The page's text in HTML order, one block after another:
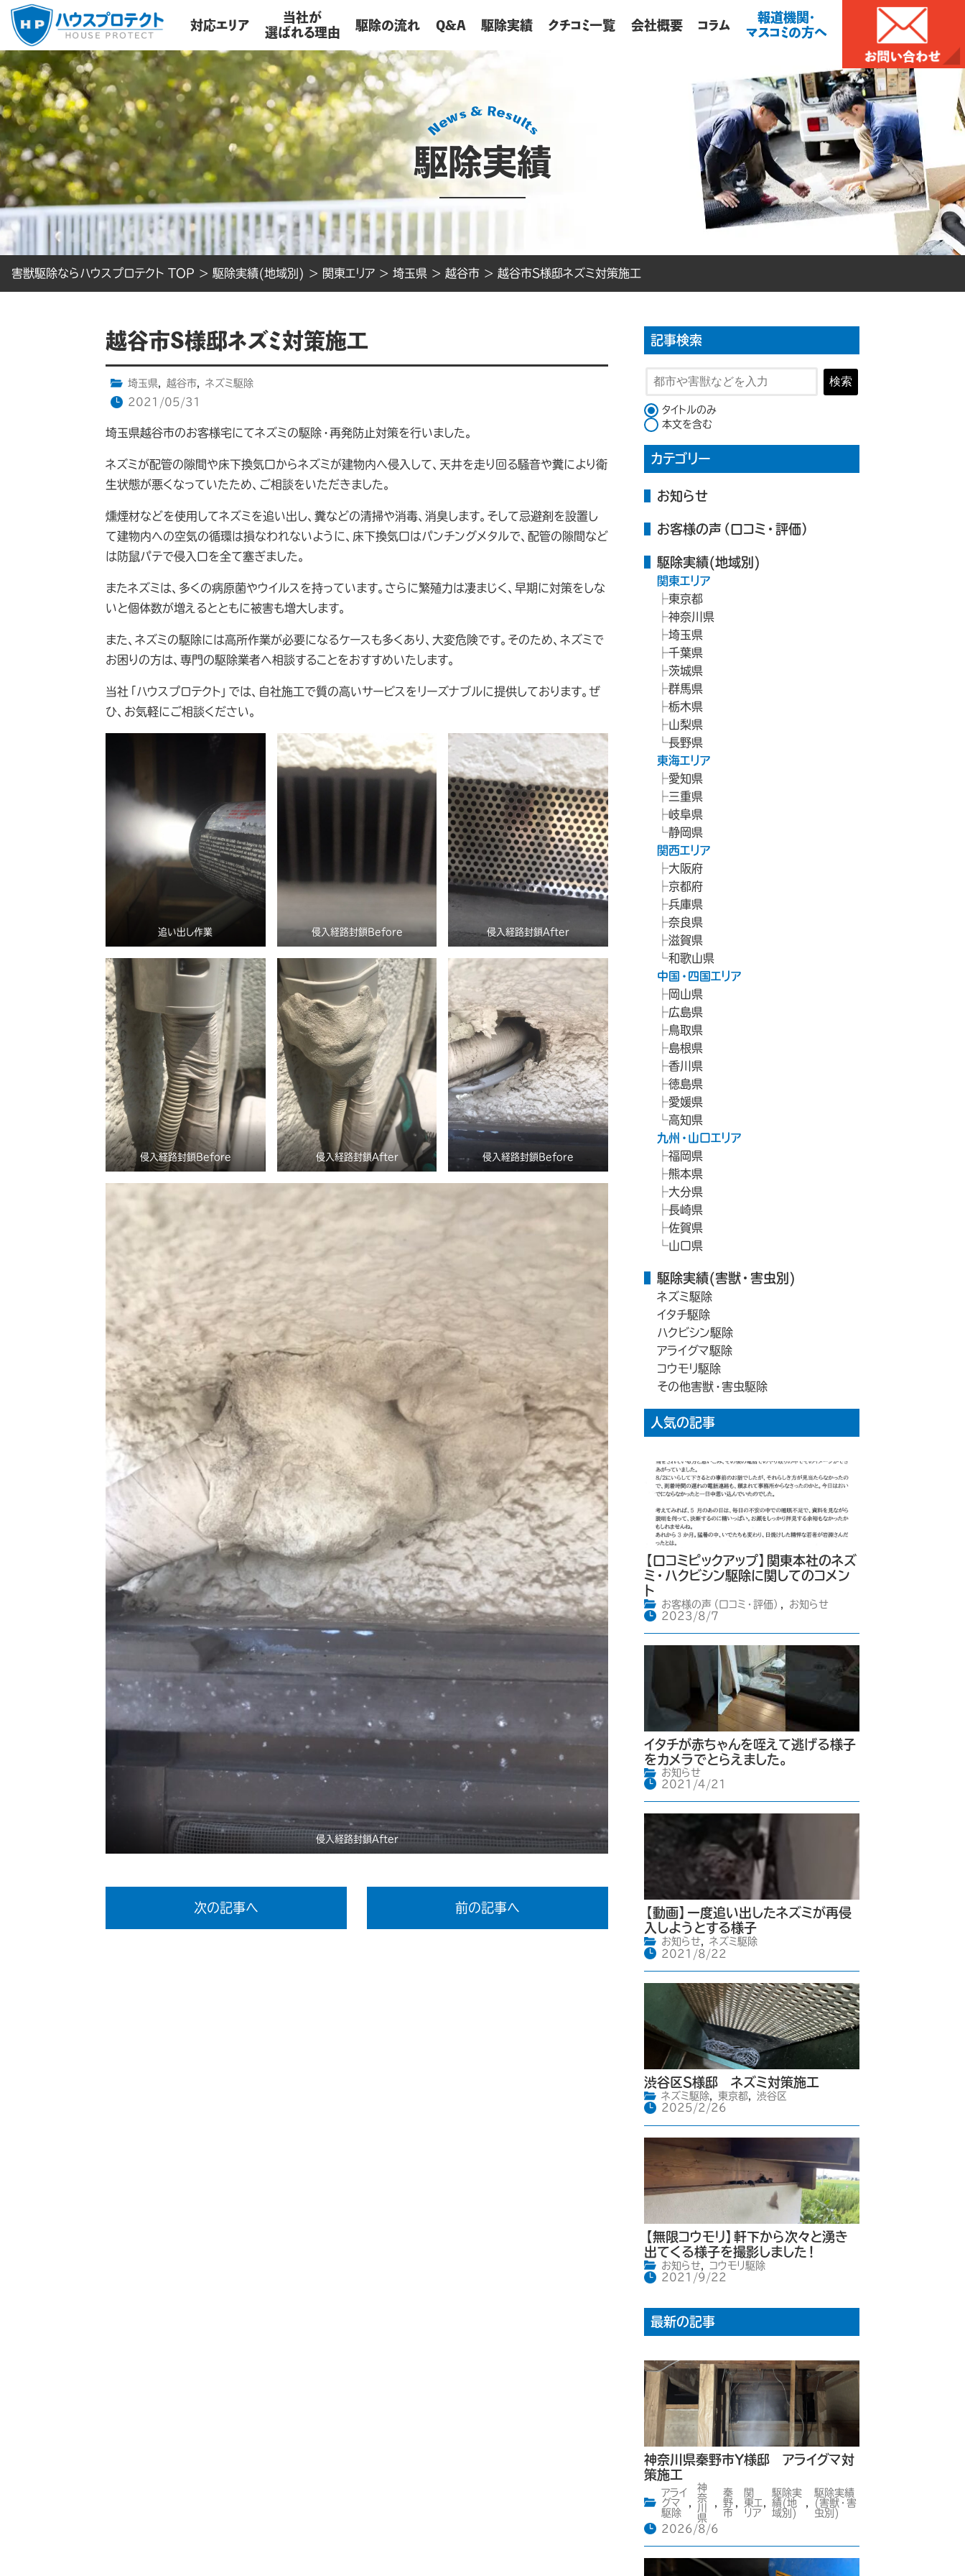
対応エリア
当社が
選ばれる理由
駆除の流れ Q&A 駆除実績 クチコミ一覧 会社概要 コラム
報道機関・
マスコミの方へ
駆除実績
害獣駆除ならハウスプロテクト TOP > 駆除実績(地域別) > 関東エリア > 埼玉県 > 越谷市 > 越谷市S様邸ネズミ対策施工
越谷市S様邸ネズミ対策施工
埼玉県, 越谷市,
ネズミ駆除
2021/05/31
埼玉県越谷市のお客様宅にてネズミの駆除・再発防止対策を行いました。
ネズミが配管の隙間や床下換気口からネズミが建物内へ侵入して、天井を走り回る騒音や糞により衛
生状態が悪くなっていたため、ご相談をいただきました。
燻煙材などを使用してネズミを追い出し、糞などの清掃や消毒、消臭します。そして忌避剤を設置し
て建物内への空気の循環は損なわれないように、床下換気口はパンチングメタルで、配管の隙間など
は防鼠パテで侵入口を全て塞ぎました。
またネズミは、多くの病原菌やウイルスを持っています。さらに繁殖力は凄まじく、早期に対策をしな
いと個体数が増えるとともに被害も増大します。
また、ネズミの駆除には高所作業が必要になるケースも多くあり、大変危険です。そのため、ネズミで
お困りの方は、専門の駆除業者へ相談することをおすすめいたします。
当社「ハウスプロテクト」では、自社施工で質の高いサービスをリーズナブルに提供しております。ぜ
ひ、お気軽にご相談ください。
追い出し作業 侵入経路封鎖Before 侵入経路封鎖After
侵入経路封鎖Before 侵入経路封鎖After 侵入経路封鎖Before
侵入経路封鎖After
次の記事へ 前の記事へ
記事検索
検索
検索対象
タイトルのみ
本文を含む
カテゴリー
お知らせ
お客様の声（口コミ・評価）
駆除実績(地域別)
関東エリア
東京都
神奈川県
埼玉県
千葉県
茨城県
群馬県
栃木県
山梨県
長野県
東海エリア
愛知県
三重県
岐阜県
静岡県
関西エリア
大阪府
京都府
兵庫県
奈良県
滋賀県
和歌山県
中国・四国エリア
岡山県
広島県
鳥取県
島根県
香川県
徳島県
愛媛県
高知県
九州・山口エリア
福岡県
熊本県
大分県
長崎県
佐賀県
山口県
駆除実績(害獣・害虫別)
ネズミ駆除
イタチ駆除
ハクビシン駆除
アライグマ駆除
コウモリ駆除
その他害獣・害虫駆除
人気の記事
【口コミピックアップ】関東本社のネズ
ミ・ハクビシン駆除に関してのコメン
ト
お客様の声（口コミ・評価）
お知らせ
2023/8/7
イタチが赤ちゃんを咥えて逃げる様子
をカメラでとらえました。
お知らせ
2021/4/21
【動画】一度追い出したネズミが再侵
入しようとする様子
お知らせ,
ネズミ駆除
2021/8/22
渋谷区S様邸 ネズミ対策施工
ネズミ駆除, 東京都,
渋谷区
2025/2/26
【無限コウモリ】軒下から次々と湧き
出てくる様子を撮影しました！
お知らせ,
コウモリ駆除
2021/9/22
最新の記事
神奈川県秦野市Y様邸 アライグマ対
策施工
アライ
グマ
駆除
神
奈
川
県
秦
野
市
関
東エ
リア
駆除実
績(地
域別)
駆除実績
(害獣・害
虫別)
2026/8/6